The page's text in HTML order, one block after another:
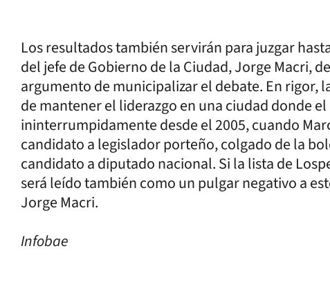
Los resultados también servirán para juzgar
del jefe de Gobierno de la Ciudad, Jorge Macri,
argumento de municipalizar el debate. En rigor,
de mantener el liderazgo en una ciudad donde el
ininterrumpidamente desde el 2005, cuando
candidato a legislador porteño, colgado de la
candidato a diputado nacional. Si la lista de
será leído también como un pulgar negativo a
Jorge Macri.
Infobae